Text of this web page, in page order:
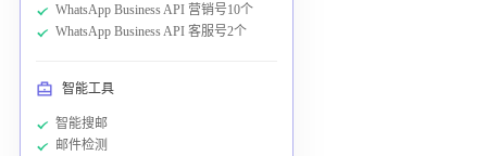
WhatsApp Business API 营销号10个
WhatsApp Business API 客服号2个
智能工具
智能搜邮
邮件检测